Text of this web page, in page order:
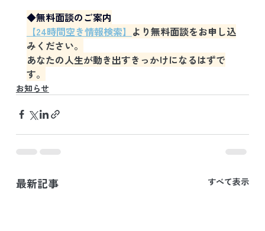
◆無料面談のご案内
【24時間空き情報検索】 より無料面談をお申し込
みください。
あなたの人生が動き出すきっかけになるはずで
す。
お知らせ
最新記事 すべて表示